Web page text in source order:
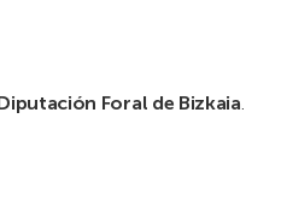
Foral de Bizkaia.